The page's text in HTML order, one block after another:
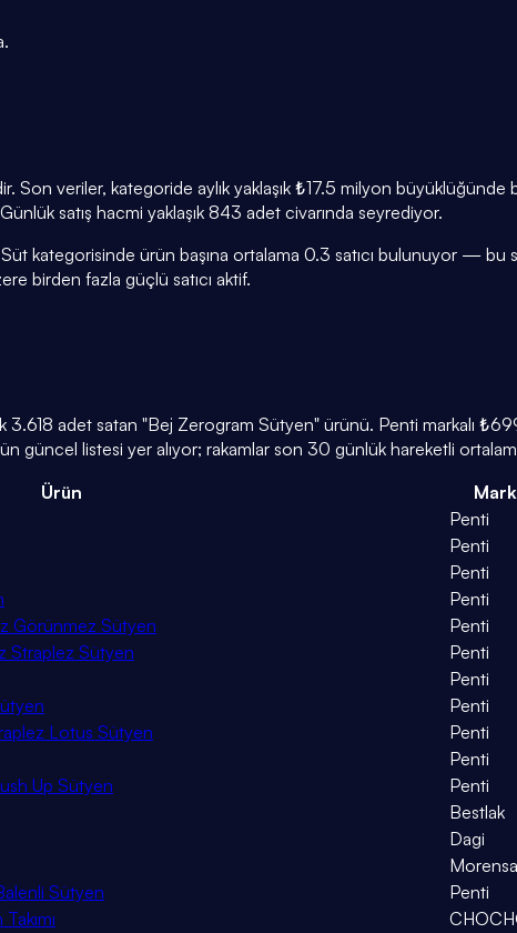
Son veriler, kategoride aylık yaklaşık ₺17.5 milyon
satış hacmi yaklaşık 843 adet civarında seyrediyor.
kategorisinde ürün başına ortalama 0.3 satıcı bulunuyor — bu
birden fazla güçlü satıcı aktif.
3.618 adet satan "Bej Zerogram Sütyen" ürünü. Penti markalı
güncel listesi yer alıyor; rakamlar son 30 günlük hareketli
Ürün
Penti
Penti
Penti
Penti
Görünmez Sütyen Penti
Straplez Sütyen Penti
Penti
Penti
Lotus Sütyen Penti
Penti
Up Sütyen Penti
Bestlak
Dagi
Morensa
Sütyen Penti